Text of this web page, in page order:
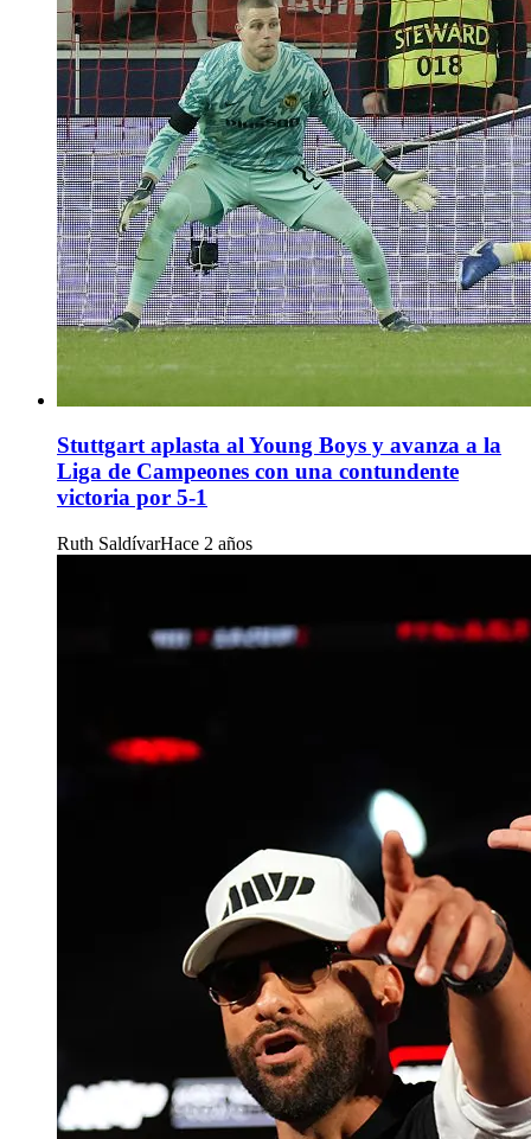
Stuttgart aplasta al Young Boys y avanza a la
Liga de Campeones con una contundente
victoria por 5-1
Ruth SaldívarHace 2 años